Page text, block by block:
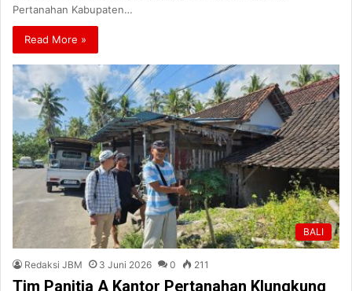
Pertanahan Kabupaten…
Read More »
BALI
Redaksi JBM 3 Juni 2026 0 211
Tim Panitia A Kantor Pertanahan Klungkung